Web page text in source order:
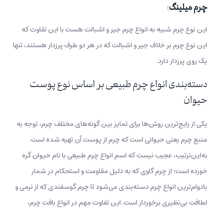
چرم میلینگ:
این نوع چرم شبیه به انواع چرم جیر و اشبالت هست با این تفاوت که
این نوع چرم بر خلاف جیر و اشبالت که در هر دو طرف پرزدار هستند، تنها
یک روی پرزدار دارد.
دسته‌بندی انواع چرم طبیعی بر اساس نوع پوست
حیوان
یکی از رایج‌ترین روش‌ها برای تمایز بین گونه‌‌های مختلف چرم، توجه به
منبع چرم یعنی حیوانی است که چرم از پوست آن تهیه شده است.
به‌این‌ترتیب، عجیب نیست که اسم انواع چرم طبیعی با نام حیوان گره
خورده است؛ از چرم گاوی که به دلیل مقاومت و استحکام در شمار
بادوام‌ترین انواع چرم دسته‌بندی می‌شود تا چرم گوسفندی که از نرمی و
لطافت بی‌نظیری برخوردار است. این تفاوت مهم در انواع بافت چرم،